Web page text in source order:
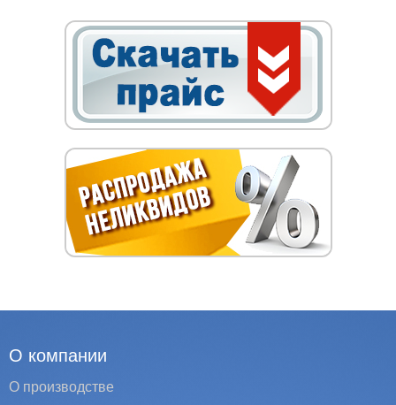
О компании
О производстве